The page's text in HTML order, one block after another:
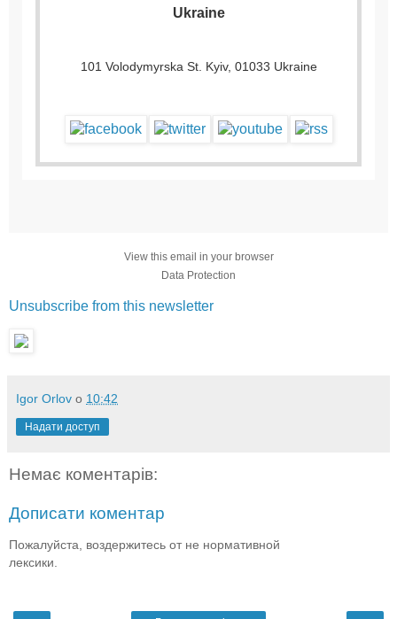
Ukraine
101 Volodymyrska St. Kyiv, 01033 Ukraine
View this email in your browser
Data Protection
Unsubscribe from this newsletter
Igor Orlov о 10:42
Надати доступ
Немає коментарів:
Дописати коментар
Пожалуйста, воздержитесь от не нормативной
лексики.